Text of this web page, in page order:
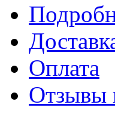
Оплата
Отзывы